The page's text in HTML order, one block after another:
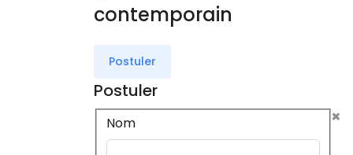
contemporain
Postuler
Postuler
×
Nom